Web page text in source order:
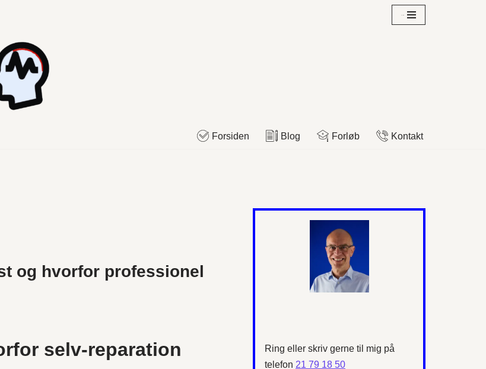
Forsiden Blog Forløb Kontakt
og hvorfor professionel
selv-reparation
Ring eller skriv gerne til mig på
telefon 21 79 18 50